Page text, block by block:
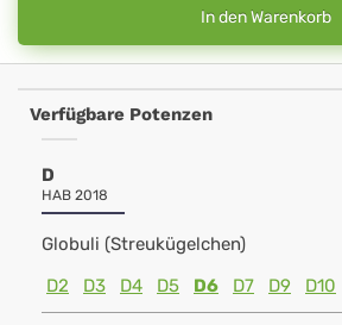
In den Warenkorb
Verfügbare Potenzen
D
HAB 2018
Globuli (Streukügelchen)
D2
D3 D4 D5 D6 D7 D9 D10